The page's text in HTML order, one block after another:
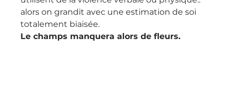
alors on grandit avec une estimation de soi
totalement biaisée.
Le champs manquera alors de fleurs.